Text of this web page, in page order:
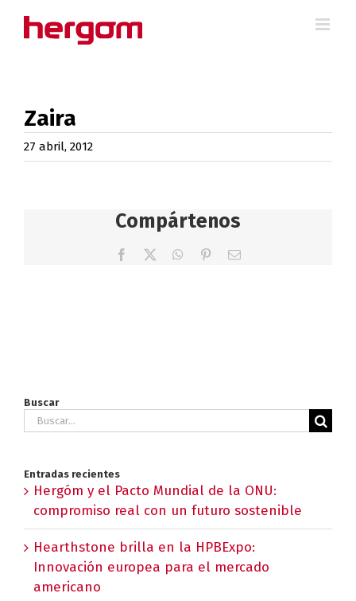
Zaira
27 abril, 2012
Compártenos
Facebook WhatsApp
PinterestCorreo
Buscar
Buscar:
Entradas recientes
Hergóm y el Pacto Mundial de la ONU:
compromiso real con un futuro sostenible
Hearthstone brilla en la HPBExpo:
Innovación europea para el mercado
americano